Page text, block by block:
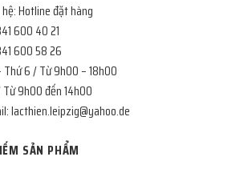
Hotline đặt hàng
600 40 21
600 58 26
Thứ 6 / Từ 9h00 – 18h00
9h00 đến 14h00
lacthien.leipzig@yahoo.de
SẢN PHẨM